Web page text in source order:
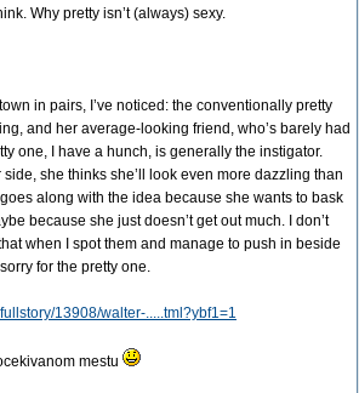
Why pretty isn’t (always) sexy.
in pairs, I’ve noticed: the conventionally pretty
and her average-looking friend, who’s barely had
one, I have a hunch, is generally the instigator.
she thinks she’ll look even more dazzling than
along with the idea because she wants to bask
because she just doesn’t get out much. I don’t
when I spot them and manage to push in beside
for the pretty one.
13908/walter-.....tml?ybf1=1
mestu